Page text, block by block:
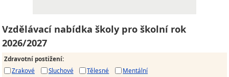
Vzdělávací nabídka školy pro školní rok
2026/2027
Zdravotní postižení:
Zrakové
Sluchové Tělesné
Mentální